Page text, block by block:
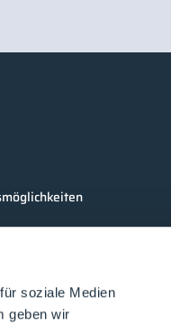
soziale Medien
geben wir